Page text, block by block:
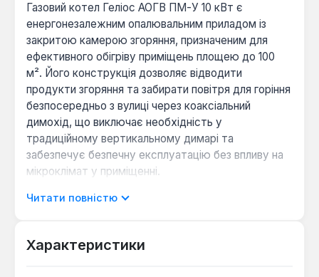
Газовий котел Геліос АОГВ ПМ-У 10 кВт є
енергонезалежним опалювальним приладом із
закритою камерою згоряння, призначеним для
ефективного обігріву приміщень площею до 100
м². Його конструкція дозволяє відводити
продукти згоряння та забирати повітря для горіння
безпосередньо з вулиці через коаксіальний
димохід, що виключає необхідність у
традиційному вертикальному димарі та
забезпечує безпечну експлуатацію без впливу на
мікроклімат у приміщенні.
EuroSit, що гарантує стабільну роботу та точне
Читати повністю
Характеристики